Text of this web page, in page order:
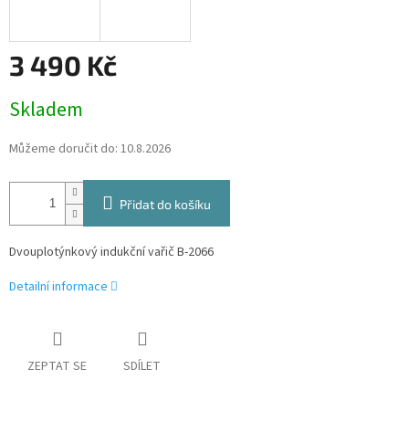
3 490 Kč
cena:
Skladem
Můžeme doručit do: 10.8.2026
Přidat do košíku
Dvouplotýnkový indukční vařič B-2066
Detailní informace
ZEPTAT SE SDÍLET